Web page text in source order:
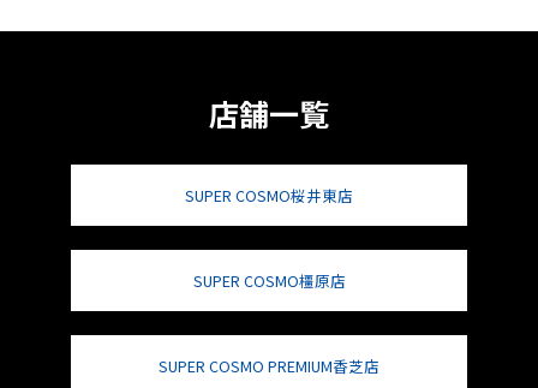
店舗一覧
SUPER COSMO桜井東店
SUPER COSMO橿原店
SUPER COSMO PREMIUM香芝店